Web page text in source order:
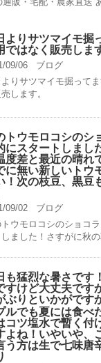
よりサツマイモ掘
ではなく販売しま
09/06
ブログ
りサツマイモ掘って
します。
トウモロコシのシ
にスタートしまし
度差と最近の晴れ
に無い新しいトウ
！次の枝豆、黒豆
09/02
ブログ
ウモロコシのショコ
しました！さすがに秋
も猛烈な暑さです
すけど大丈夫です
ぶりといかがです
ルでも夏には食べ
コツ塩水で暫く付
よね！いやいや、
う方は生で七味唐